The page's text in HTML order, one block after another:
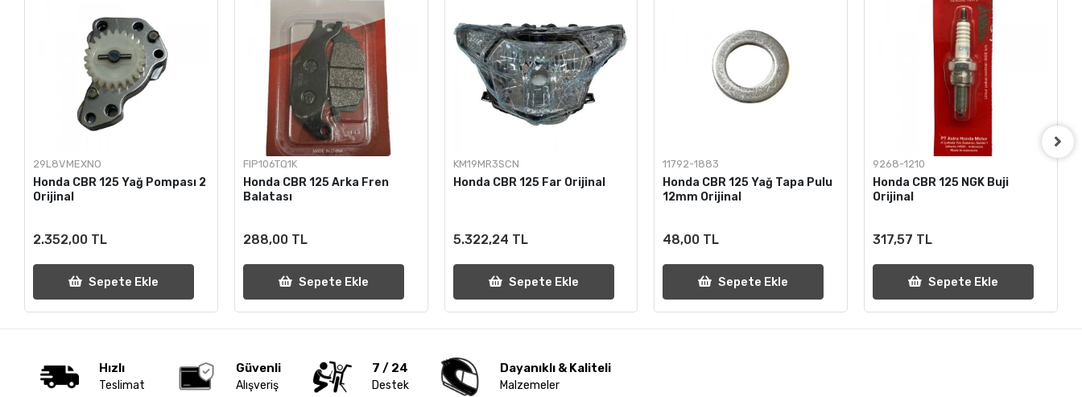
29L8VMEXNO
Honda CBR 125 Yağ Pompası 2
Orijinal
2.352,00 TL
Sepete Ekle
FIP106TQ1K
Honda CBR 125 Arka Fren
Balatası
288,00 TL
Sepete Ekle
KM19MR3SCN
Honda CBR 125 Far Orijinal
5.322,24 TL
Sepete Ekle
11792-1883
Honda CBR 125 Yağ Tapa Pulu
12mm Orijinal
48,00 TL
Sepete Ekle
9268-1210
Honda CBR 125 NGK Buji
Orijinal
317,57 TL
Sepete Ekle
Hızlı
Teslimat
Güvenli
Alışveriş
7 / 24
Destek
Dayanıklı & Kaliteli
Malzemeler